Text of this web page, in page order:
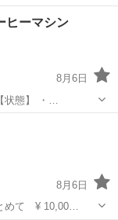
ーマシン
8月6日
水が出にくい 【状態】 ・…
8月6日
全て中古まとめて ¥ 10,00…